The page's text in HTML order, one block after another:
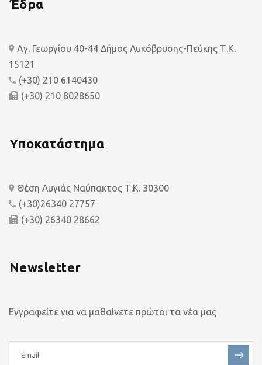
Έδρα
Αγ. Γεωργίου 40-44 Δήμος Λυκόβρυσης-Πεύκης Τ.Κ.
15121
(+30) 210 6140430
(+30) 210 8028650
Υποκατάστημα
Θέση Λυγιάς Ναύπακτος Τ.Κ. 30300
(+30)26340 27757
(+30) 26340 28662
Newsletter
Εγγραφείτε για να μαθαίνετε πρώτοι τα νέα μας